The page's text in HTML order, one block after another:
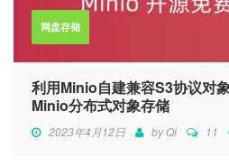
网盘存储
利用Minio自建兼容S3协议对
Minio分布式对象存储
2023年4月12日 byQi 11